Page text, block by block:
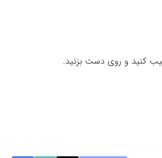
کنید و روی دست بزنید.